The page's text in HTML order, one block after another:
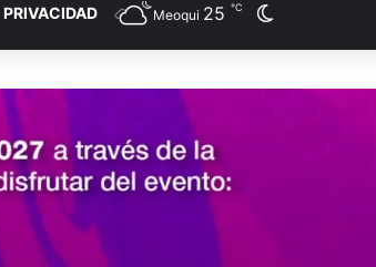
Meoqui 25 ℃